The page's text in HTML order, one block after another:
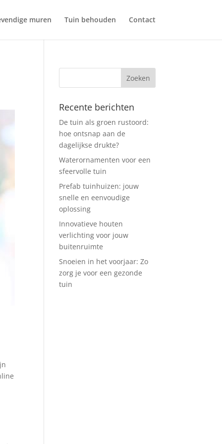
muren Tuin behouden Contact
Recente berichten
De tuin als groen rustoord:
hoe ontsnap aan de
dagelijkse drukte?
Waterornamenten voor een
sfeervolle tuin
Prefab tuinhuizen: jouw
snelle en eenvoudige
oplossing
Innovatieve houten
verlichting voor jouw
buitenruimte
Snoeien in het voorjaar: Zo
zorg je voor een gezonde
tuin